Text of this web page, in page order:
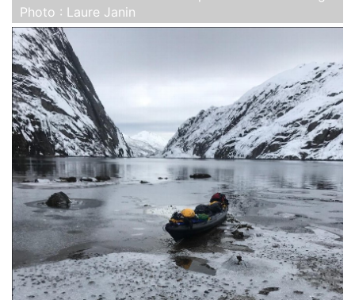
Photo : Laure Janin